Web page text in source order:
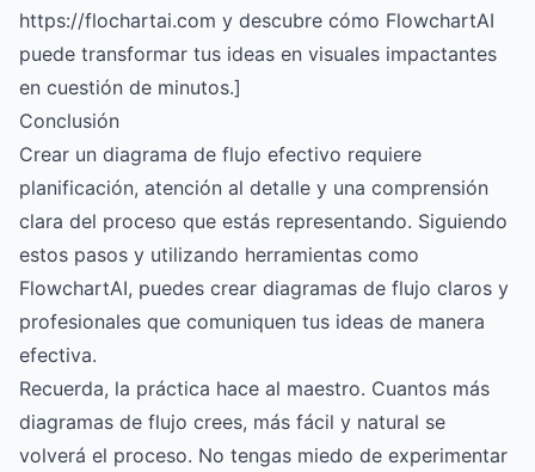
https://flochartai.com y descubre cómo FlowchartAI
puede transformar tus ideas en visuales impactantes
en cuestión de minutos.]
Conclusión
Crear un diagrama de flujo efectivo requiere
planificación, atención al detalle y una comprensión
clara del proceso que estás representando. Siguiendo
estos pasos y utilizando herramientas como
FlowchartAI, puedes crear diagramas de flujo claros y
profesionales que comuniquen tus ideas de manera
efectiva.
Recuerda, la práctica hace al maestro. Cuantos más
diagramas de flujo crees, más fácil y natural se
volverá el proceso. No tengas miedo de experimentar